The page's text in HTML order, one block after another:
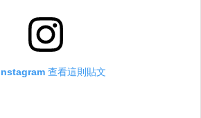
查看這則貼文